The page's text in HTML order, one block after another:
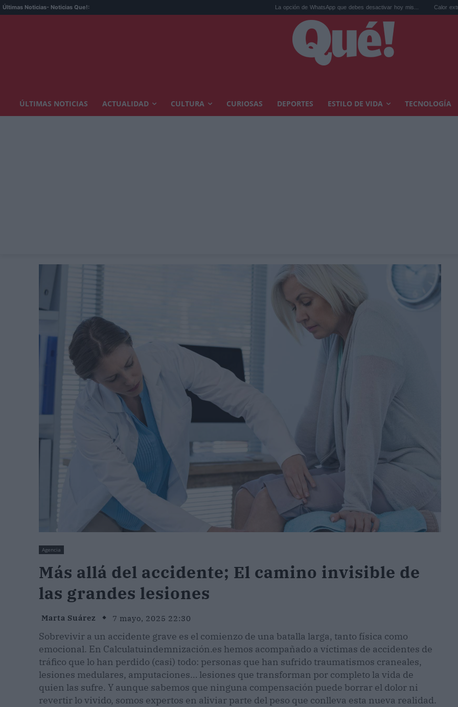
Últimas Noticias- Noticias Que!: La opción de WhatsApp que debes desactivar hoy mis... Calor extremo y
ÚLTIMAS NOTICIAS ACTUALIDAD CULTURA CURIOSAS DEPORTES ESTILO DE VIDA TECNOLOGÍA
Agencia
Más allá del accidente; El camino invisible de
las grandes lesiones
Marta Suárez 7 mayo, 2025 22:30
Sobrevivir a un accidente grave es el comienzo de una batalla larga, tanto física como
emocional. En Calculatuindemnización.es hemos acompañado a víctimas de accidentes de
tráfico que lo han perdido (casi) todo: personas que han sufrido traumatismos craneales,
lesiones medulares, amputaciones… lesiones que transforman por completo la vida de
quien las sufre. Y aunque sabemos que ninguna compensación puede borrar el dolor ni
revertir lo vivido, somos expertos en aliviar parte del peso que conlleva esta nueva realidad.